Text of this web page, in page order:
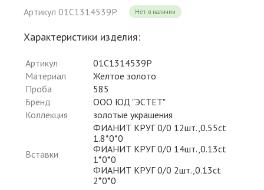
Артикул 01С1314539Р Нет в наличии
Характеристики изделия:
Артикул
01С1314539Р
Материал
Желтое золото
Проба
585
Бренд
ООО ЮД "ЭСТЕТ"
Коллекция
золотые украшения
Вставки
ФИАНИТ КРУГ 0/0 12шт.,0.55ct
1.8*0*0
ФИАНИТ КРУГ 0/0 14шт.,0.13ct
1*0*0
ФИАНИТ КРУГ 0/0 2шт.,0.13ct
2*0*0